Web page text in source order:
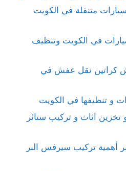
متنقلة في الكويت
في الكويت وتنظيف
كراتين نقل عفش في
و تنظيفها في الكويت
اثاث و تركيب ستائر
تركيب سيرفس البر